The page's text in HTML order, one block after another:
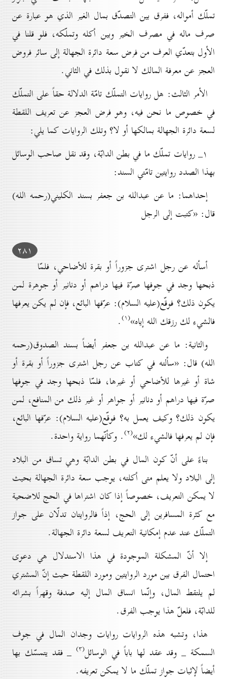
تملّك أمواله، ففرق بين التصدّق بمال الغير الذي هو عبارة عن
صرف ماله في مصرف الخير وبين أكله وتملّكه، فلو قلنا في
الأول بتعدّي العرف من فرض سعة دائرة الجهالة إلى سائر فروض
العجز عن معرفة المالك لا نقول بذلك في الثاني.
الأمر الثالث: هل روايات التملّك تامّة الدلالة حقاً على التملّك
في خصوص ما نحن فيه، وهو فرض العجز عن تعريف اللقطة
لسعة دائرة الجهالة بمالكها أو لا؟ وتلك الروايات كما يلي:
۱_ روايات تملّك ما في بطن الدابّة، وقد نقل صاحب الوسائل
بهذا الصدد روايتين تامّتي السند:
إحداهما: ما عن عبدالله بن جعفر بسند الكليني(رحمه الله)
قال: «كتبت إلى الرجل
۲۸۱
أسأله عن رجل اشترى جزوراً أو بقرة للأضاحي، فلمّا
ذبحها وجد في جوفها صرّة فيها دراهم أو دنانير أو جوهرة لمن
يكون ذلك؟ فوقّع(علیه السلام): عرّفها البائع، فإن لم يكن يعرفها
فالشيء لك رزقك الله إياه»(۱) .
والثانية: ما عن عبدالله بن جعفر أيضاً بسند الصدوق(رحمه
الله) قال: «سألته في كتاب عن رجل اشترى جزوراً أو بقرة أو
شاة أو غيرها للأضاحي أو غيرها، فلمّا ذبحها وجد في جوفها
صرّة فيها دراهم أو دنانير أو جواهر أو غير ذلك من المنافع، لمن
يكون ذلك؟ وكيف يعمل به؟ فوقّع(علیه السلام): عرّفها البائع،
فإن لم يعرفها فالشيء لك»(۲) . وكأنّهما رواية واحدة.
بناءً على أنّ كون المال في بطن الدابّة وهي تساق من البلاد
إلى البلاد ولا يعلم متى أكلته، يوجب سعة دائرة الجهالة بحيث
لا يمكن التعريف، خصوصاً إذا كان اشتراها في الحج للاضحية
مع كثرة المسافرين إلى الحج، إذاً فالروايتان تدلّان على جواز
التملّك عند عدم إمكانية التعريف لسعة دائرة الجهالة.
إلا أنّ المشکلة الموجودة في هذا الاستدلال هي دعوى
احتمال الفرق بين مورد الروايتين ومورد اللقطة حيث إنّ المشتري
لم يلتقط المال، وإنّما انساق المال إليه صدفة وقهراً بشرائه
للدابّة، فلعلّ هذا يوجب الفرق.
هذا، وتشبه هذه الروايات روايات وجدان المال في جوف
السمكة _ وقد عقد لها باباً في الوسائل(۳) _ فقد يتمسّك بها
أيضاً لإثبات جواز تملّك ما لا يمكن تعريفه.